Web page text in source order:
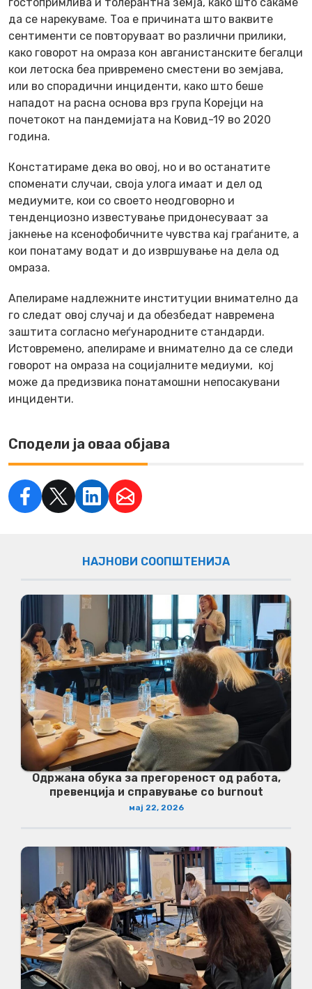
да се нарекуваме. Тоа е причината што ваквите
сентименти се повторуваат во различни прилики,
како говорот на омраза кон авганистанските бегалци
кои летоска беа привремено сместени во земјава,
или во спорадични инциденти, како што беше
нападот на расна основа врз група Корејци на
почетокот на пандемијата на Ковид-19 во 2020
година.
Констатираме дека во овој, но и во останатите
споменати случаи, своја улога имаат и дел од
медиумите, кои со своето неодговорно и
тенденциозно известување придонесуваат за
јакнење на ксенофобичните чувства кај граѓаните, а
кои понатаму водат и до извршување на дела од
омраза.
Апелираме надлежните институции внимателно да
го следат овој случај и да обезбедат навремена
заштита согласно меѓународните стандарди.
Истовремено, апелираме и внимателно да се следи
говорот на омраза на социјалните медиуми, кој
може да предизвика понатамошни непосакувани
инциденти.
Сподели ја оваа објава
НАЈНОВИ СООПШТЕНИЈА
Одржана обука за прегореност од работа,
превенција и справување со burnout
мај 22, 2026